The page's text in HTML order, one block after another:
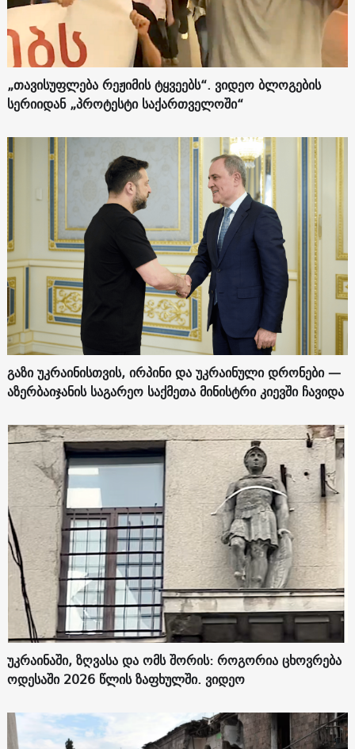
„თავისუფლება რეჟიმის ტყვეებს“. ვიდეო ბლოგების
სერიიდან „პროტესტი საქართველოში“
გაზი უკრაინისთვის, ირპინი და უკრაინული დრონები —
აზერბაიჯანის საგარეო საქმეთა მინისტრი კიევში ჩავიდა
უკრაინაში, ზღვასა და ომს შორის: როგორია ცხოვრება
ოდესაში 2026 წლის ზაფხულში. ვიდეო